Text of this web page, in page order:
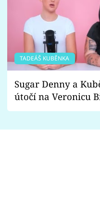
TADEÁŠ KUBĚNKA
Sugar Denny a
útočí na Veronicu
Proč je podle nich